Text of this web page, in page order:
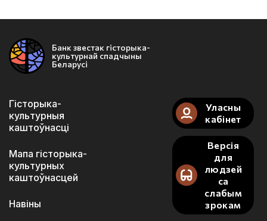
Банк звестак гісторыка-
культурнай спадчыны
Беларусі
Гісторыка-
культурныя
каштоўнасці
Мапа гісторыка-
культурных
каштоўнасцей
Навіны
Уласны
кабінет
Версія
для
людзей
са
слабым
зрокам